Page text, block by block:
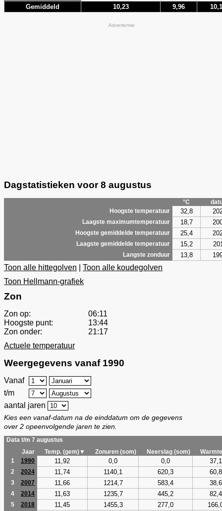
Gemiddeld 10,23 9,96
Advertentie
Dagstatistieken voor 8 augustus
°C
Hoogste temperatuur
32,8
Laagste maximumtemperatuur 18,7
Hoogste gemiddelde temperatuur 25,4
Laagste gemiddelde temperatuur 15,2
Langste zonduur 13,8
Toon alle hittegolven
Toon alle koudegolven
Toon Hellmann-grafiek
Zon
Zon op:
06:11
Hoogste punt:
13:44
Zon onder:
21:17
Actuele temperatuur
Weergegevens vanaf 1990
Vanaf
t/m
aantal jaren
Kies een vanaf-datum na de einddatum om de gegevens
over 2 opeenvolgende jaren te zien.
Data t/m 7 augustus
Jaar
Temp. (gem)▼ Zonuren (som) Neerslag (som)
1
1990 11,92 0,0 0,0 37,1
2 2024 11,74 1140,1 620,3 60,8
3 2007 11,66 1214,7 583,4 38,6
4 2014 11,63 1235,7 445,2 82,4
5 2018 11,45 1455,3 277,0